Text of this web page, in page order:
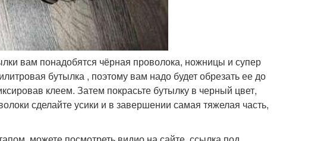
вам понадобятся чёрная проволока, ножницы и супер
бутылка , поэтому вам надо будет обрезать ее до
клеем. Затем покрасьте бутылку в черный цвет,
сделайте усики и в завершении самая тяжелая часть,